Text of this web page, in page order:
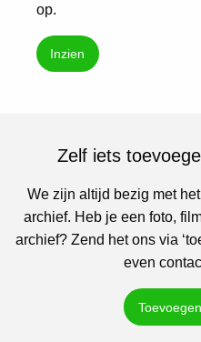
op.
Inzien
Zelf iets
We zijn altijd bezig met
archief. Heb je een foto,
archief? Zend het ons via
even